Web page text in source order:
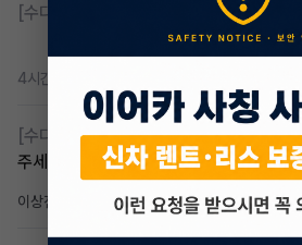
[수다방] K8 하이브리드 (풀옵션)
4시간 전
[수다방]
Gv70 승계자분 구합니다 지원
주세요
이상진 조회 175 댓글 1